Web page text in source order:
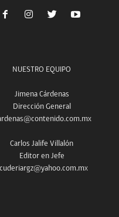
NUESTRO EQUIPO
Jimena Cárdenas
Dirección General
Carlos Jalife Villalón
Editor en Jefe